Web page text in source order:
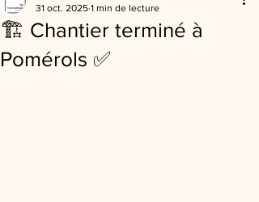
🏗️ Chantier terminé à
Pomérols ✅
31 oct. 2025 1 min de lecture